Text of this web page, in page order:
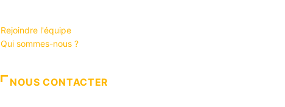
Rejoindre l'équipe
Qui sommes-nous ?
NOUS CONTACTER